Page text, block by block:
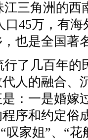
三角洲的西
口45万，有
也是全国著
行了几百年
人的融合、
：一是婚嫁
序和约定俗
叹家姐”、“